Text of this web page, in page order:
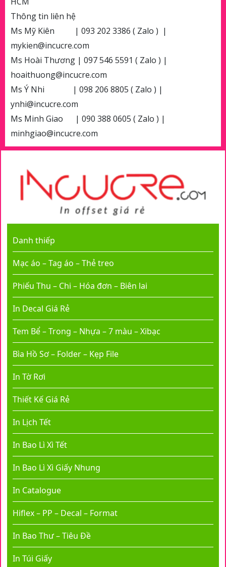
Thông tin liên hệ
Ms Mỹ Kiên
| 093 202 3386 ( Zalo ) |
mykien@incucre.com
Ms Hoài Thương | 097 546 5591 ( Zalo ) |
hoaithuong@incucre.com
Ms Ý Nhi
| 098 206 8805 ( Zalo ) |
ynhi@incucre.com
Ms Minh Giao
| 090 388 0605 ( Zalo ) |
minhgiao@incucre.com
Danh thiếp
Mạc áo – Tag áo – Thẻ treo
Phiếu Thu – Chi – Hóa đơn – Biên lai
In Decal Giá Rẻ
Tem Bể – Trong – Nhựa – 7 màu – Xibạc
Bìa Hồ Sơ – Folder – Kẹp File
In Tờ Rơi
Thiết Kế Giá Rẻ
In Lịch Tết
In Bao Lì Xì Tết
In Bao Lì Xì Giấy Nhung
In Catalogue
Hiflex – PP – Decal – Format
In Bao Thư – Tiêu Đề
In Túi Giấy